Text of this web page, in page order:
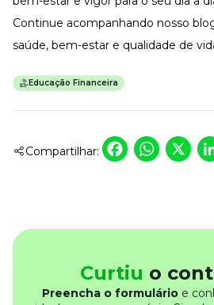
Continue acompanhando nosso
saúde, bem-estar e qualidade de
Educação Financeira
Compartilhar: X
Curtiu o
Preencha o formulárioe